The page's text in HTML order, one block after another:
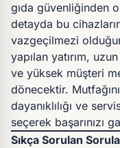
gıda güvenliğinden
detayda bu
vazgeçilmezi
yapılan yatırım,
ve yüksek müşteri
dönecektir.
dayanıklılığı ve
seçerek başarınızı
Sıkça Sorulan